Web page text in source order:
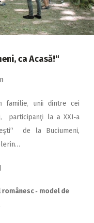
ca Acasă!“
familie, unii dintre cei
participanţi la a XXI‑a
de la Buciumeni,
‑ model de